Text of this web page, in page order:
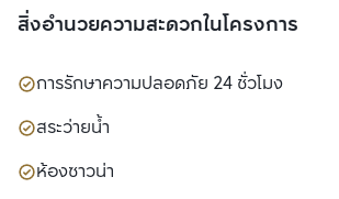
สิ่งอำนวยความสะดวกในโครงการ
การรักษาความปลอดภัย 24 ชั่วโมง
สระว่ายน้ำ
ห้องซาวน่า